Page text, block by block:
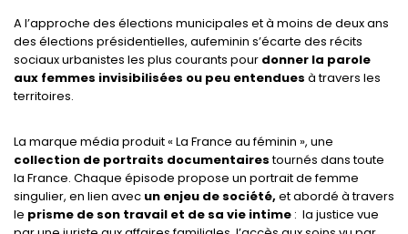
A l’approche des élections municipales et à moins de deux ans
des élections présidentielles, aufeminin s’écarte des récits
sociaux urbanistes les plus courants pour donner la parole
aux femmes invisibilisées ou peu entendues à travers les
territoires.
La marque média produit « La France au féminin », une
collection de portraits documentairestournés dans toute
la France. Chaque épisode propose un portrait de femme
singulier, en lien avec un enjeu de société, et abordé à travers
le prisme de son travail et de sa vie intime : la justice vue